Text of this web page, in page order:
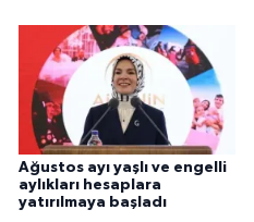
Ağustos ayı yaşlı ve engelli
aylıkları hesaplara
yatırılmaya başladı